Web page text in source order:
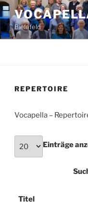
Zum
Inhalt
springen
Bielefeld
REPERTOIRE
Vocapella –
Einträge
Titel